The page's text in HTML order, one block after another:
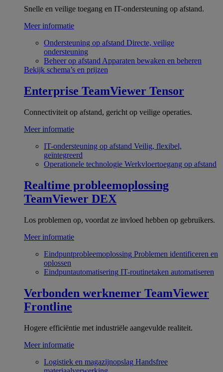
Snelle en veilige toegang en IT-ondersteuning op afstand.
Meer informatie
Ondersteuning op afstand Directe, veilige
ondersteuning
Beheer op afstand Apparaten bewaken en beheren
Bekijk schema’s en prijzen
Enterprise TeamViewer Tensor
Connectiviteit op afstand, gericht op veilige operaties.
Meer informatie
IT-ondersteuning op afstand Veilig, flexibel,
geïntegreerd
Operationele technologie Werkvloertoegang op afstand
Realtime probleemoplossing
TeamViewer DEX
Los problemen op, voordat ze invloed hebben op gebruikers.
Meer informatie
Eindpuntprobleemoplossing Problemen identificeren en
oplossen
Eindpuntautomatisering IT-routinetaken automatiseren
Verbonden werknemer TeamViewer
Frontline
Hogere efficiëntie met industriële aangevulde realiteit.
Meer informatie
Logistiek en magazijnopslag Handsfree